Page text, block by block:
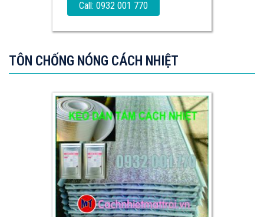
Call: 0932 001 770
TÔN CHỐNG NÓNG CÁCH NHIỆT